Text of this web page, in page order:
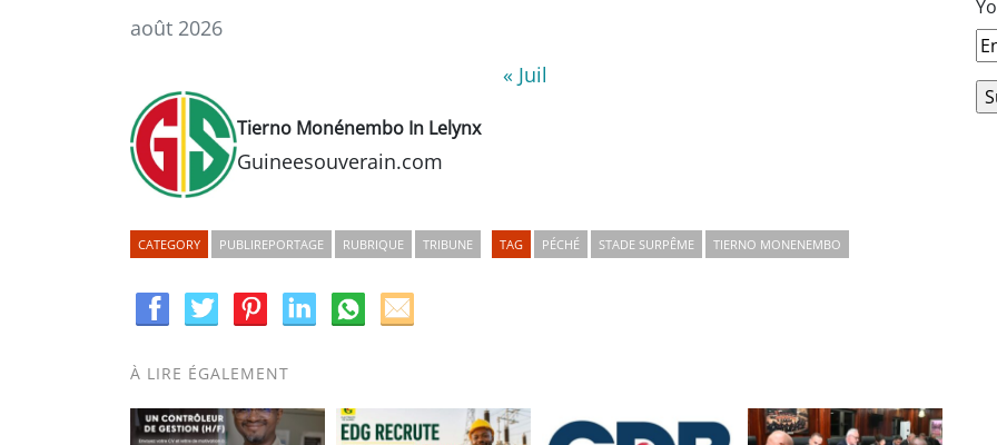
août 2026
« Juil
Tierno Monénembo In Lelynx
Guineesouverain.com
CATEGORY PUBLIREPORTAGE RUBRIQUE TRIBUNE TAG PÉCHÉ STADE SURPÊME TIERNO MONENEMBO
À LIRE ÉGALEMENT